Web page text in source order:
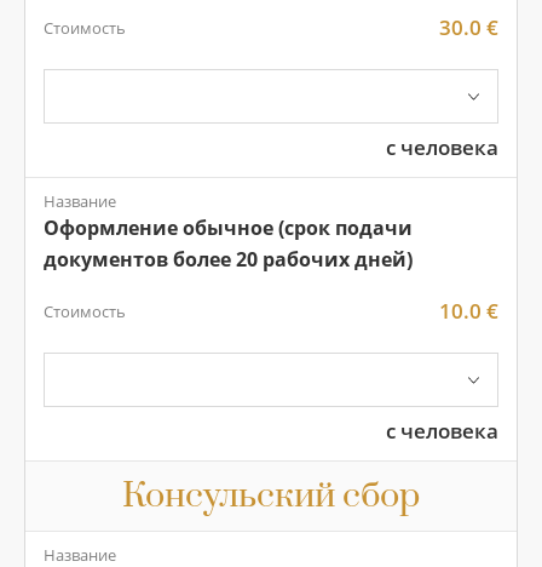
Стоимость 30.0 €
с человека
Название
Оформление обычное (срок подачи
документов более 20 рабочих дней)
Стоимость 10.0 €
с человека
Консульский сбор
Название